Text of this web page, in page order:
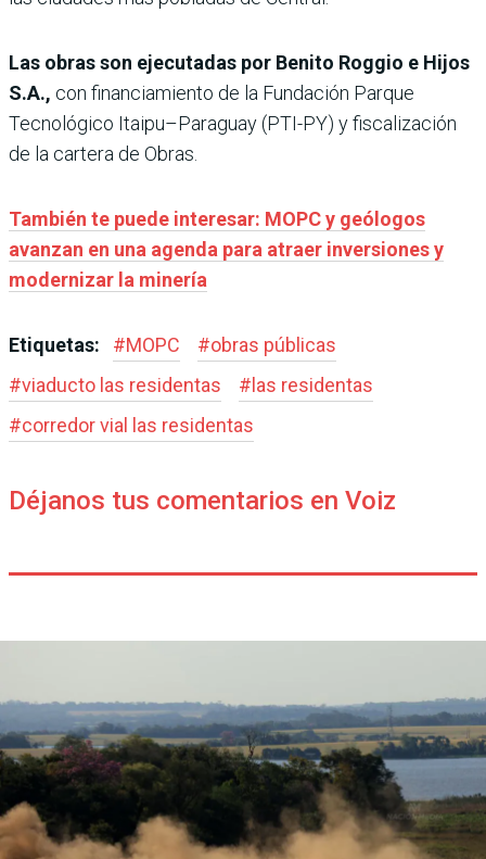
Las obras son ejecutadas por Benito Roggio e Hijos
S.A., con financiamiento de la Fundación Parque
Tecnológico Itaipu–Paraguay (PTI-PY) y fiscalización
de la cartera de Obras.
También te puede interesar: MOPC y geólogos
avanzan en una agenda para atraer inversiones y
modernizar la minería
Etiquetas: #MOPC #obras públicas
#viaducto las residentas # las residentas
#corredor vial las residentas
Déjanos tus comentarios en Voiz